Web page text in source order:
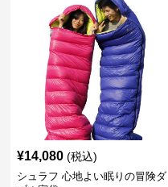
¥14,080 (税込)
シュラフ 心地よい眠りの冒険ダ